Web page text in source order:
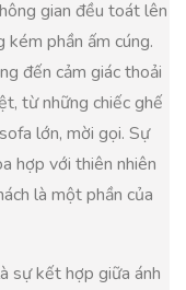
gian đều toát lên
phần ấm cúng.
đến cảm giác thoải
từ những chiếc ghế
lớn, mời gọi. Sự
hợp với thiên nhiên
là một phần của
sự kết hợp giữa ánh